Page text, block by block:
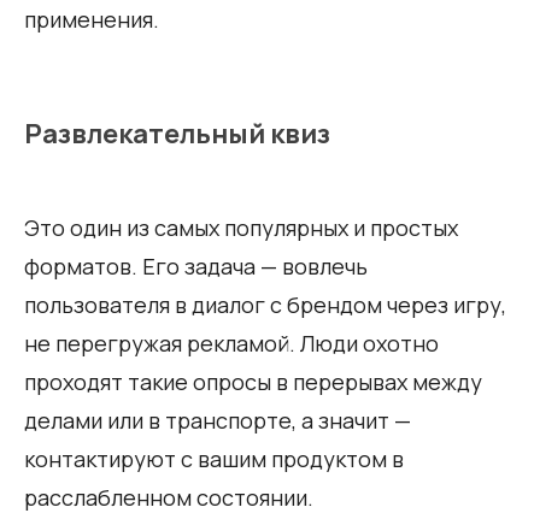
применения.
Развлекательный квиз
Это один из самых популярных и простых
форматов. Его задача — вовлечь
пользователя в диалог с брендом через игру,
не перегружая рекламой. Люди охотно
проходят такие опросы в перерывах между
делами или в транспорте, а значит —
контактируют с вашим продуктом в
расслабленном состоянии.